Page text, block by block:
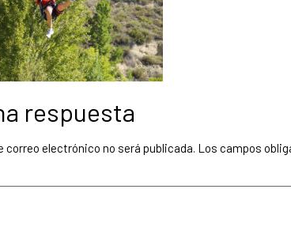
respuesta
correo electrónico no será publicada. Los campos